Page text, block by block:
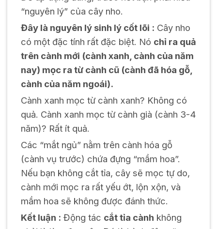
“nguyên lý” của cây nho.
Đây là nguyên lý sinh lý cốt lõi : Cây nho
có một đặc tính rất đặc biệt. Nó chỉ ra quả
trên cành mới (cành xanh, cành của năm
nay) mọc ra từ cành cũ (cành đã hóa gỗ,
cành của năm ngoái).
Cành xanh mọc từ cành xanh? Không có
quả. Cành xanh mọc từ cành già (cành 3-4
năm)? Rất ít quả.
Các “mắt ngủ” nằm trên cành hóa gỗ
(cành vụ trước) chứa đựng “mầm hoa”.
Nếu bạn không cắt tỉa, cây sẽ mọc tự do,
cành mới mọc ra rất yếu ớt, lộn xộn, và
mầm hoa sẽ không được đánh thức.
Kết luận : Động tác cắt tỉa cành không